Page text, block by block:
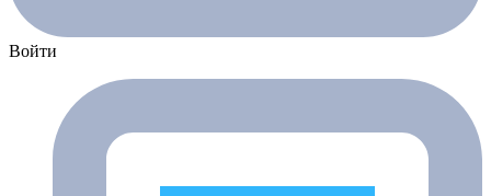
Войти